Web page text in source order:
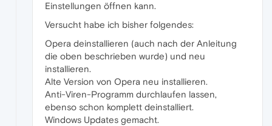
Einstellungen öffnen kann.
Versucht habe ich bisher folgendes:
Opera deinstallieren (auch nach der Anleitung
die oben beschrieben wurde) und neu
installieren.
Alte Version von Opera neu installieren.
Anti-Viren-Programm durchlaufen lassen,
ebenso schon komplett deinstalliert.
Windows Updates gemacht.